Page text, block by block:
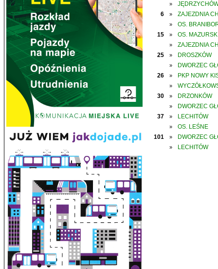
»
6
» ZAJEZDNIA
»
OS.
15
» OS.
»
ZAJEZDNIA
25
» DROSZKÓW
»
DWORZEC
26
» PKP NOWY
»
30
» DRZONKÓW
»
DWORZEC
37
» LECHITÓW
»
OS. LEŚNE
101
» DWORZEC
» LECHITÓW